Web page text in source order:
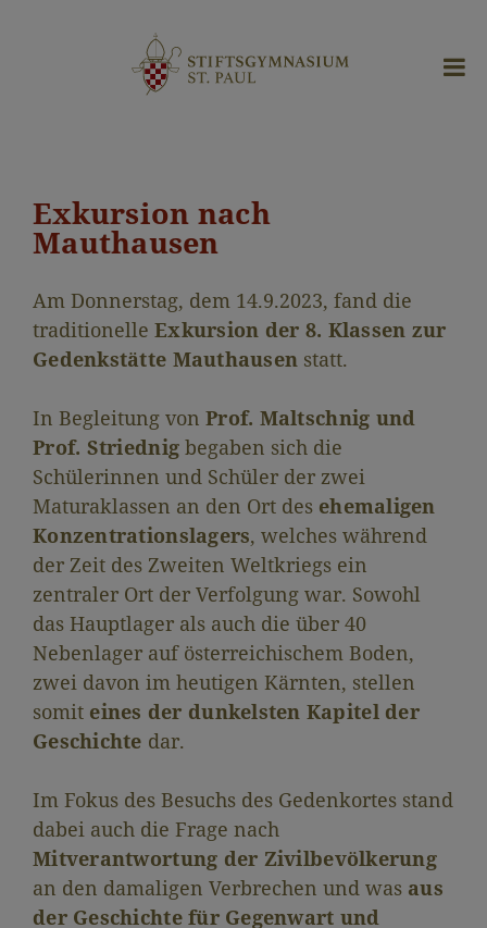
Exkursion nach
Mauthausen
Am Donnerstag, dem 14.9.2023, fand die
traditionelle Exkursion der 8. Klassen zur
Gedenkstätte Mauthausen statt.
In Begleitung von Prof. Maltschnig und
Prof. Striednig begaben sich die
Schülerinnen und Schüler der zwei
Maturaklassen an den Ort des ehemaligen
Konzentrationslagers, welches während
der Zeit des Zweiten Weltkriegs ein
zentraler Ort der Verfolgung war. Sowohl
das Hauptlager als auch die über 40
Nebenlager auf österreichischem Boden,
zwei davon im heutigen Kärnten, stellen
somit eines der dunkelsten Kapitel der
Geschichte dar.
Im Fokus des Besuchs des Gedenkortes stand
dabei auch die Frage nach
Mitverantwortung der Zivilbevölkerung
an den damaligen Verbrechen und was aus
der Geschichte für Gegenwart und